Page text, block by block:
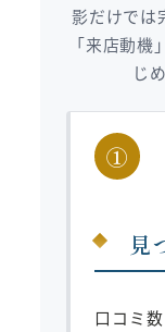
影だけでは
「来店動
じ
①
見
口コミ